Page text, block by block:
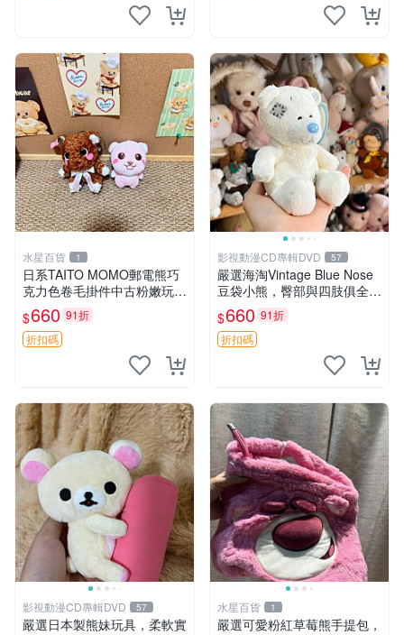
水星百貨 1
日系TAITO MOMO郵電熊巧
克力色卷毛掛件中古粉嫩玩偶
微瑕推薦 postpet momo 郵
電熊 中古玩偶
$660 91折
折扣碼
影視動漫CD專輯DVD 57
嚴選海淘Vintage Blue Nose
豆袋小熊，臀部與四肢俱全，
坐高11公分，附原盒與吊牌
收藏。藍鼻子小熊，值得擁有
玩具 憶熊
$660 91折
折扣碼
影視動漫CD專輯DVD 57
嚴選日本製熊妹玩具，柔軟實
水星百貨 1
嚴選可愛粉紅草莓熊手提包，